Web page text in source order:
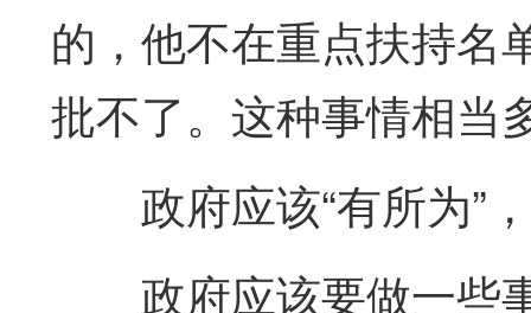
的，他不在重点扶持名
批不了。这种事情相当
政府应该“有所为”
政府应该要做一些